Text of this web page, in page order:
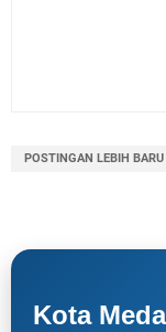
POSTINGAN LEBIH BARU
Kota